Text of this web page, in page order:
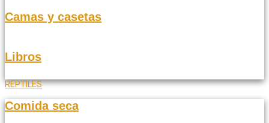
Camas y casetas
Libros
REPTILES
Comida seca